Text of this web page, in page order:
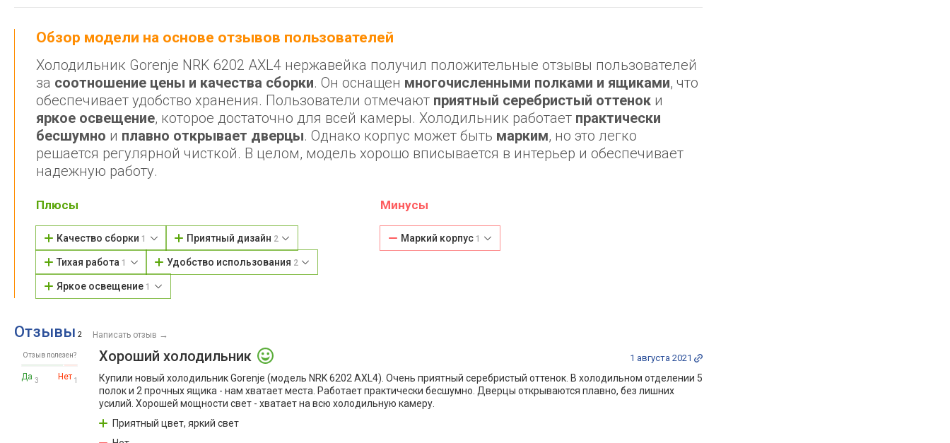
Обзор модели на основе отзывов пользователей
Холодильник Gorenje NRK 6202 AXL4 нержавейка получил положительные отзывы пользователей
за соотношение цены и качества сборки. Он оснащен многочисленными полками и ящиками, что
обеспечивает удобство хранения. Пользователи отмечают приятный серебристый оттенок и
яркое освещение, которое достаточно для всей камеры. Холодильник работает практически
бесшумно и плавно открывает дверцы. Однако корпус может быть марким, но это легко
решается регулярной чисткой. В целом, модель хорошо вписывается в интерьер и обеспечивает
надежную работу.
Плюсы
Качество сборки 1 Приятный дизайн 2
Тихая работа 1 Удобство использования 2
Яркое освещение 1
Минусы
Маркий корпус 1
Отзывы 2 Написать отзыв →
Отзыв полезен?
Да 3 Нет 1
Хороший холодильник 1 августа 2021
Купили новый холодильник Gorenje (модель NRK 6202 AXL4). Очень приятный серебристый оттенок. В холодильном отделении 5
полок и 2 прочных ящика - нам хватает места. Работает практически бесшумно. Дверцы открываются плавно, без лишних
усилий. Хорошей мощности свет - хватает на всю холодильную камеру.
Приятный цвет, яркий свет